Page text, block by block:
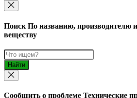
Поиск По названию, производителю
веществу
Найти
Cообщить о проблеме Технические